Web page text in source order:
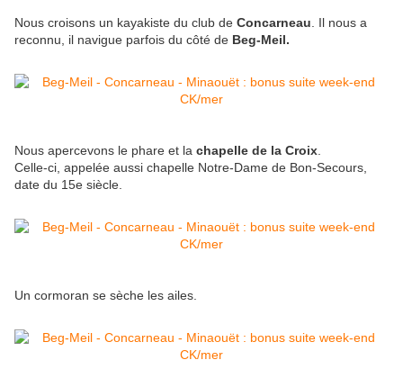
Nous croisons un kayakiste du club de Concarneau . Il nous a
reconnu, il navigue parfois du côté de Beg-Meil.
Nous apercevons le phare et la chapelle de la Croix
Celle-ci, appelée aussi chapelle Notre-Dame de Bon-Secours,
date du 15e siècle.
Un cormoran se sèche les ailes.